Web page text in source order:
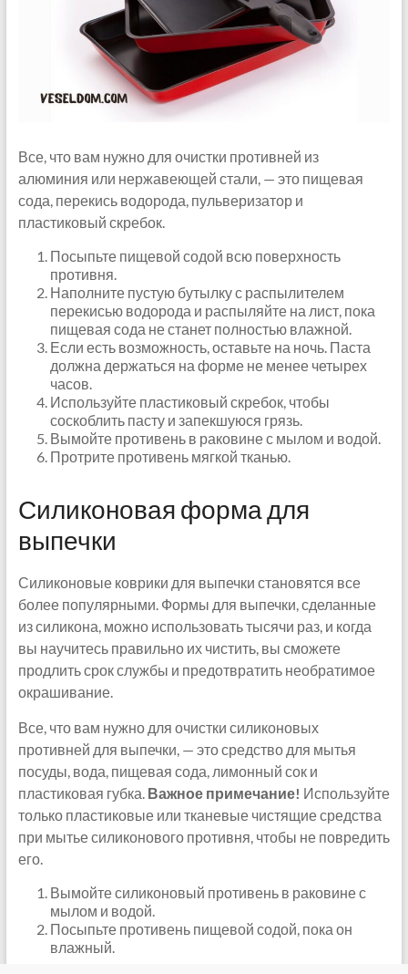
Все, что вам нужно для очистки противней из
алюминия или нержавеющей стали, — это пищевая
сода, перекись водорода, пульверизатор и
пластиковый скребок.
Посыпьте пищевой содой всю поверхность
противня.
Наполните пустую бутылку с распылителем
перекисью водорода и распыляйте на лист, пока
пищевая сода не станет полностью влажной.
Если есть возможность, оставьте на ночь. Паста
должна держаться на форме не менее четырех
часов.
Используйте пластиковый скребок, чтобы
соскоблить пасту и запекшуюся грязь.
Вымойте противень в раковине с мылом и водой.
Протрите противень мягкой тканью.
Силиконовая форма для
выпечки
Силиконовые коврики для выпечки становятся все
более популярными. Формы для выпечки, сделанные
из силикона, можно использовать тысячи раз, и когда
вы научитесь правильно их чистить, вы сможете
продлить срок службы и предотвратить необратимое
окрашивание.
Все, что вам нужно для очистки силиконовых
противней для выпечки, — это средство для мытья
посуды, вода, пищевая сода, лимонный сок и
пластиковая губка. Важное примечание! Используйте
только пластиковые или тканевые чистящие средства
при мытье силиконового противня, чтобы не повредить
его.
Вымойте силиконовый противень в раковине с
мылом и водой.
Посыпьте противень пищевой содой, пока он
влажный.